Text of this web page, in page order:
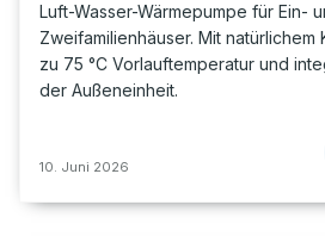
Luft-Wasser-Wärmepumpe für Ein-
Zweifamilienhäuser. Mit natürlichem
zu 75 °C Vorlauftemperatur und
der Außeneinheit.
10. Juni 2026